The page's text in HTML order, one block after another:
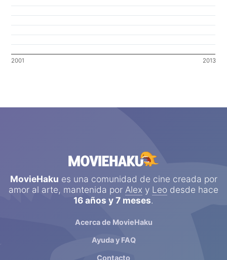
2001 2013
MovieHaku es una comunidad de cine creada por
amor al arte, mantenida por Alex y Leo desde hace
16 años y 7 meses.
Acerca de MovieHaku
Ayuda y FAQ
Contacto